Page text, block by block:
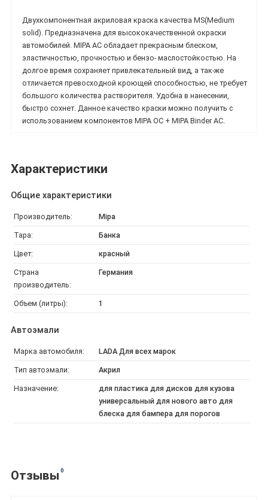
Двухкомпонентная акриловая краска качества MS(Medium
solid). Предназначена для высококачественной окраски
автомобилей. MIPA AC обладает прекрасным блеском,
эластичностью, прочностью и бензо- маслостойкостью. На
долгое время сохраняет привлекательный вид, а так-же
отличается превосходной кроющей способностью, не требует
большого количества растворителя. Удобна в нанесении,
быстро сохнет. Данное качество краски можно получить с
использованием компонентов MIPA OC + MIPA Binder AC.
Характеристики
Общие характеристики
Производитель: Mipa
Тара: Банка
Цвет: красный
Страна
производитель:
Германия
Объем (литры): 1
Автоэмали
Марка автомобиля: LADA Для всех марок
Тип автоэмали: Акрил
Назначение:
для пластика для дисков для кузова
универсальный для нового авто для
блеска для бампера для порогов
Отзывы 0